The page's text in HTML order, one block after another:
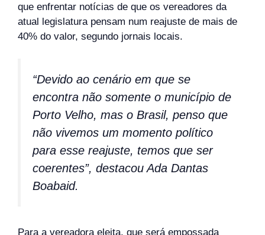
que enfrentar notícias de que os vereadores da
atual legislatura pensam num reajuste de mais de
40% do valor, segundo jornais locais.
“Devido ao cenário em que se
encontra não somente o município de
Porto Velho, mas o Brasil, penso que
não vivemos um momento político
para esse reajuste, temos que ser
coerentes”, destacou Ada Dantas
Boabaid.
Para a vereadora eleita, que será empossada